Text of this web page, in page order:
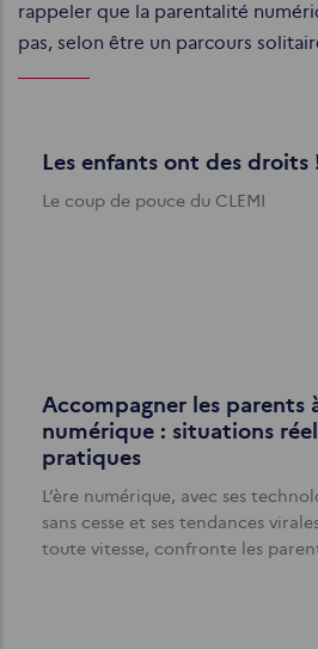
rappeler que la parentalité
pas, selon être un parcours
Les enfants ont des droits
Le coup de pouce du CLEMI
Accompagner les parents
numérique : situations
pratiques
L’ère numérique, avec ses
sans cesse et ses tendances
toute vitesse, confronte les